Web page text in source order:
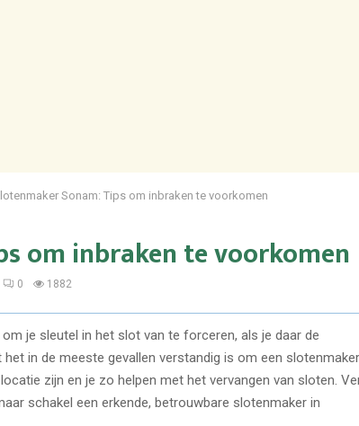
Sonam: Tips om inbraken te voorkomen
om inbraken te voorkomen
0 1882
je sleutel in het slot van te forceren, als je daar de
in de meeste gevallen verstandig is om een
zijn en je zo helpen met het vervangen van sloten.
schakel een erkende, betrouwbare slotenmaker in